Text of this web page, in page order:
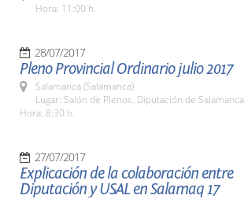
Hora: 11:00 h.
28/07/2017
Pleno Provincial Ordinario julio 2017
Salamanca (Salamanca)
Lugar: Salón de Plenos. Diputación de Salamanca
Hora: 8:30 h.
27/07/2017
Explicación de la colaboración entre
Diputación y USAL en Salamaq 17